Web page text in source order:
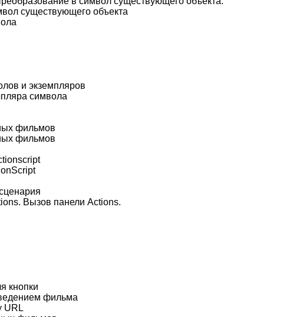
существующего объекта
и экземпляров
символа
фильмов
фильмов
Вызов панели Actions.
кнопки
фильма
URL